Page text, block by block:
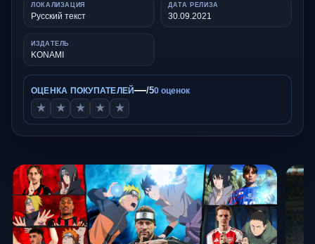
ЛОКАЛИЗАЦИЯ
Русский текст
ДАТА РЕЛИЗА
30.09.2021
ИЗДАТЕЛЬ
KONAMI
ОЦЕНКА ПОКУПАТЕЛЕЙ—/50 оценок
★ ★ ★ ★ ★